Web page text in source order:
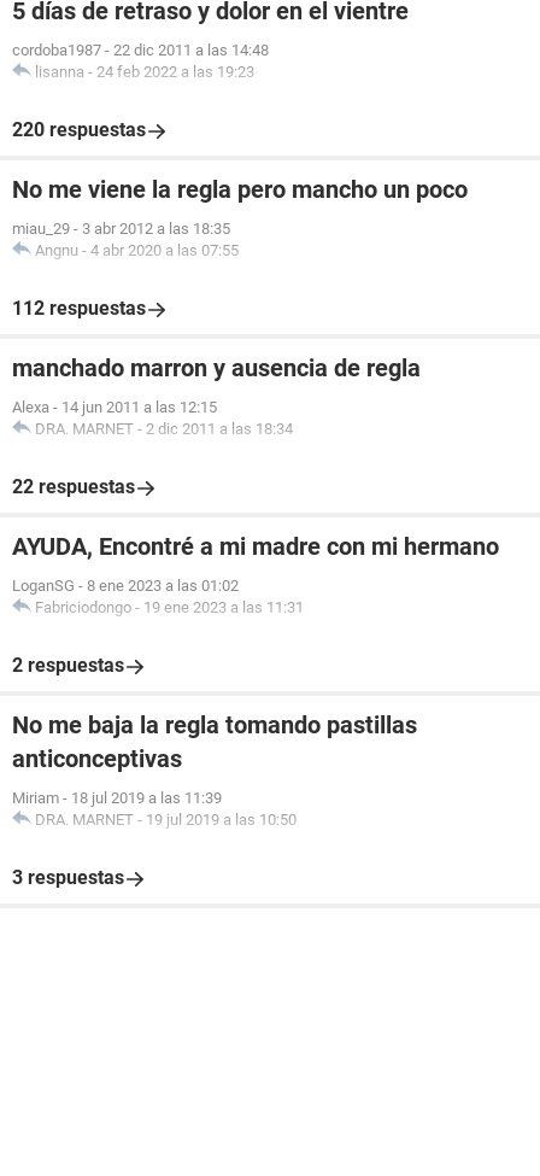
5 días de retraso y dolor en el vientre
cordoba1987 - 22 dic 2011 a las 14:48
lisanna - 24 feb 2022 a las 19:23
220 respuestas
No me viene la regla pero mancho un poco
miau_29 - 3 abr 2012 a las 18:35
Angnu - 4 abr 2020 a las 07:55
112 respuestas
manchado marron y ausencia de regla
Alexa - 14 jun 2011 a las 12:15
DRA. MARNET - 2 dic 2011 a las 18:34
22 respuestas
AYUDA, Encontré a mi madre con mi hermano
LoganSG - 8 ene 2023 a las 01:02
Fabriciodongo - 19 ene 2023 a las 11:31
2 respuestas
No me baja la regla tomando pastillas
anticonceptivas
Miriam - 18 jul 2019 a las 11:39
DRA. MARNET - 19 jul 2019 a las 10:50
3 respuestas